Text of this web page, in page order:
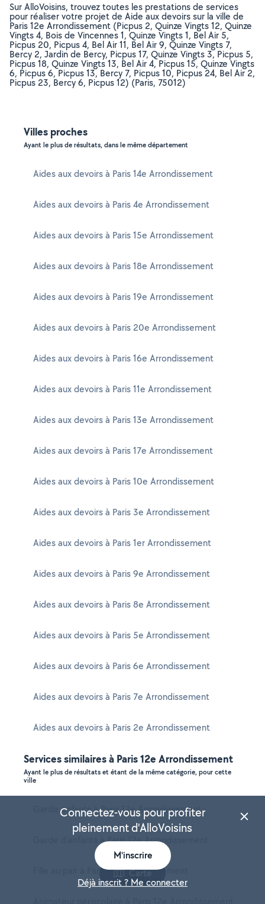
Sur AlloVoisins, trouvez toutes les prestations de services
pour réaliser votre projet de Aide aux devoirs sur la ville de
Paris 12e Arrondissement (Picpus 2, Quinze Vingts 12, Quinze
Vingts 4, Bois de Vincennes 1, Quinze Vingts 1, Bel Air 5,
Picpus 20, Picpus 4, Bel Air 11, Bel Air 9, Quinze Vingts 7,
Bercy 2, Jardin de Bercy, Picpus 17, Quinze Vingts 3, Picpus 5,
Picpus 18, Quinze Vingts 13, Bel Air 4, Picpus 15, Quinze Vingts
6, Picpus 6, Picpus 13, Bercy 7, Picpus 10, Picpus 24, Bel Air 2,
Picpus 23, Bercy 6, Picpus 12) (Paris, 75012)
Villes proches
Ayant le plus de résultats, dans le même département
Aides aux devoirs à Paris 14e Arrondissement
Aides aux devoirs à Paris 4e Arrondissement
Aides aux devoirs à Paris 15e Arrondissement
Aides aux devoirs à Paris 18e Arrondissement
Aides aux devoirs à Paris 19e Arrondissement
Aides aux devoirs à Paris 20e Arrondissement
Aides aux devoirs à Paris 16e Arrondissement
Aides aux devoirs à Paris 11e Arrondissement
Aides aux devoirs à Paris 13e Arrondissement
Aides aux devoirs à Paris 17e Arrondissement
Aides aux devoirs à Paris 10e Arrondissement
Aides aux devoirs à Paris 3e Arrondissement
Aides aux devoirs à Paris 1er Arrondissement
Aides aux devoirs à Paris 9e Arrondissement
Aides aux devoirs à Paris 8e Arrondissement
Aides aux devoirs à Paris 5e Arrondissement
Aides aux devoirs à Paris 6e Arrondissement
Aides aux devoirs à Paris 7e Arrondissement
Aides aux devoirs à Paris 2e Arrondissement
Services similaires à Paris 12e Arrondissement
Ayant le plus de résultats et étant de la même catégorie, pour cette
ville
Garde enfants à Paris 12e Arrondissement
Garde d'enfants à Paris 12e Arrondissement
Fille au pair à Paris 12e Arrondissement
Carte
Connectez-vous pour profiter
pleinement d'AlloVoisins
M'inscrire
Déjà inscrit ? Me connecter